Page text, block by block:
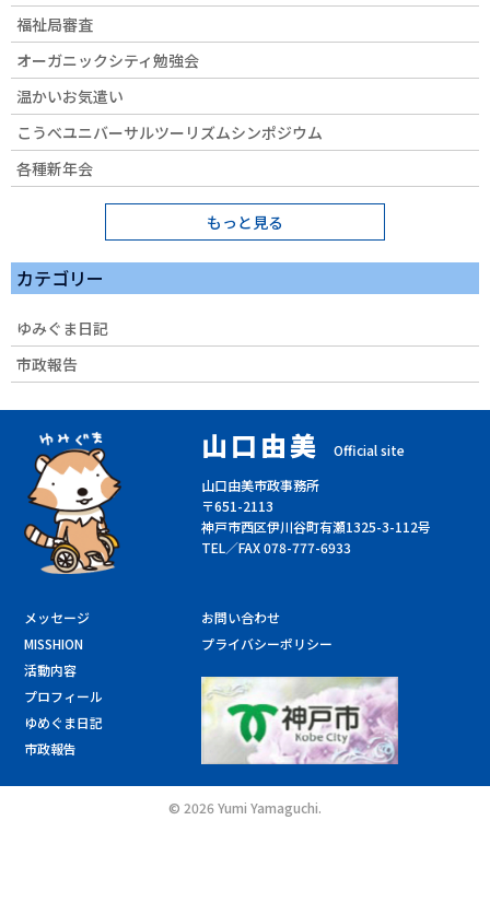
福祉局審査
オーガニックシティ勉強会
温かいお気遣い
こうべユニバーサルツーリズムシンポジウム
各種新年会
もっと見る
カテゴリー
ゆみぐま日記
市政報告
山口由美
Official site
山口由美市政事務所
〒651-2113
神戸市西区伊川谷町有瀬1325-3-112号
TEL／FAX 078-777-6933
メッセージ
MISSHION
活動内容
プロフィール
ゆめぐま日記
市政報告
お問い合わせ
プライバシーポリシー
© 2026 Yumi Yamaguchi.